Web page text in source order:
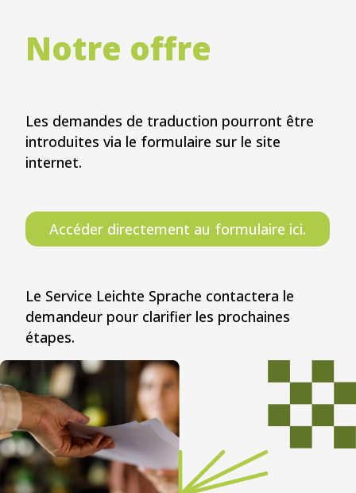
Notre offre
Les demandes de traduction pourront être
introduites via le formulaire sur le site
internet.
Accéder directement au formulaire ici.
Le Service Leichte Sprache contactera le
demandeur pour clarifier les prochaines
étapes.